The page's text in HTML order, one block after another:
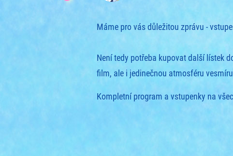
Máme pro vás důležitou zprávu -
Není tedy potřeba kupovat další lístek
film, ale i jedinečnou atmosféru
Kompletní program a vstupenky na